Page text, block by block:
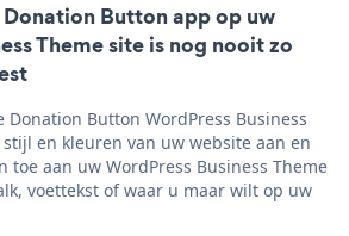
Button app op uw
Theme site is nog nooit zo
Donation Button WordPress Business
en kleuren van uw website aan en
toe aan uw WordPress Business Theme
voettekst of waar u maar wilt op uw